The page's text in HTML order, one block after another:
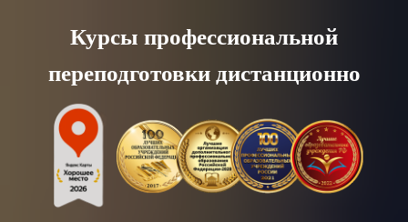
content
Курсы профессиональной
переподготовки дистанционно